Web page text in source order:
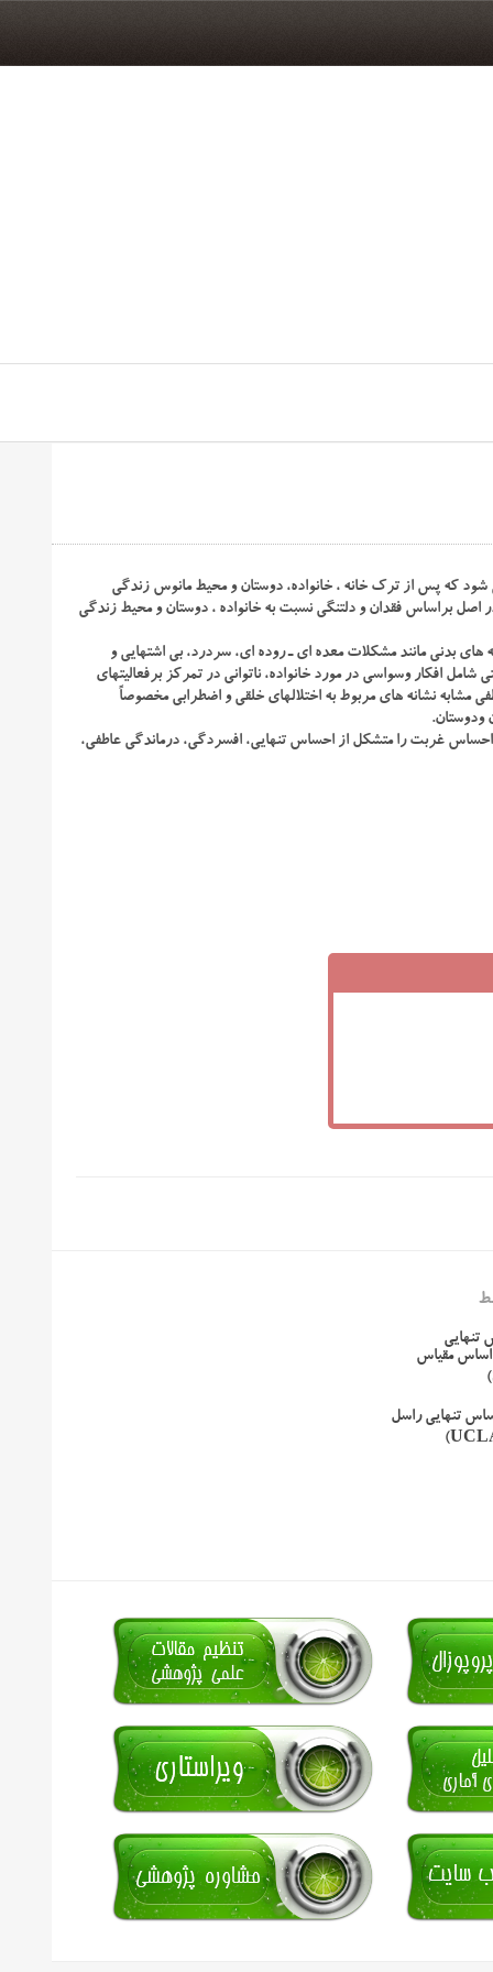
که پس از ترک خانه ، خانواده، دوستان و محیط مانوس زندگی
براساس فقدان و دلتنگی نسبت به خانواده ، دوستان و محیط زندگی
بدنی مانند مشکلات معده ای ـ روده ای، سردرد، بی اشتهایی و
افکار وسواسی در مورد خانواده، ناتوانی در تمرکز برفعالیتهای
مشابه نشانه های مربوط به اختلالهای خلقی و اضطرابی مخصوصاً
ودوستان.
غربت را متشکل از احساس تنهایی، افسردگی، درماندگی عاطفی،
تنهایی
مقیاس
تنهایی راسل